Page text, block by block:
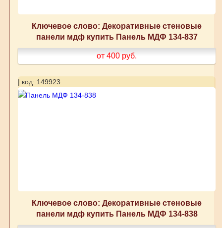
Ключевое слово: Декоративные стеновые
панели мдф купить Панель МДФ 134-837
от 400 руб.
| код: 149923
Ключевое слово: Декоративные стеновые
панели мдф купить Панель МДФ 134-838